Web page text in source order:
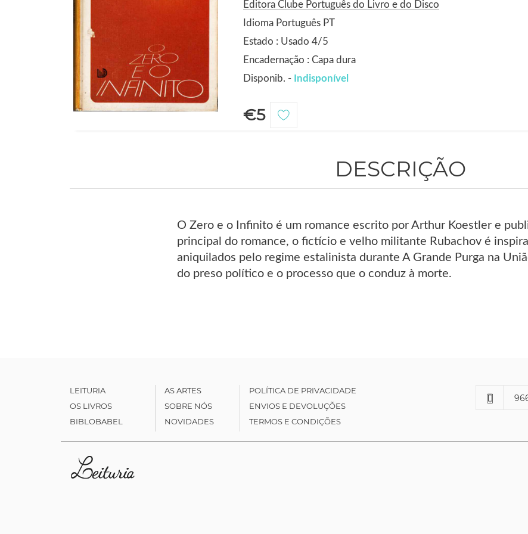
Editora Clube Português do Livro e do Disco
Idioma Português PT
Estado : Usado 4/5
Encadernação : Capa dura
Disponib. - Indisponível
€5
DESCRIÇÃO
O Zero e o Infinito é um romance escrito por Arthur Koestler e
principal do romance, o fictício e velho militante Rubachov é
aniquilados pelo regime estalinista durante A Grande Purga na
do preso político e o processo que o conduz à morte.
LEITURIA
OS LIVROS
BIBLOBABEL
AS ARTES
SOBRE NÓS
NOVIDADES
POLÍTICA DE PRIVACIDADE
ENVIOS E DEVOLUÇÕES
TERMOS E CONDIÇÕES